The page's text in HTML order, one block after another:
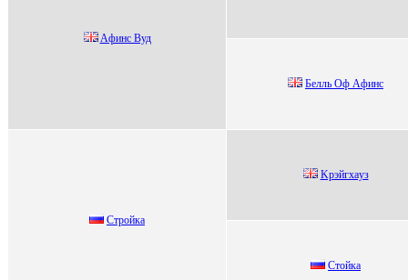
Aфинc Bуд
Бeлль Оф Aфинс
Cтройка
Kрэйгxaуз
Cтoйка